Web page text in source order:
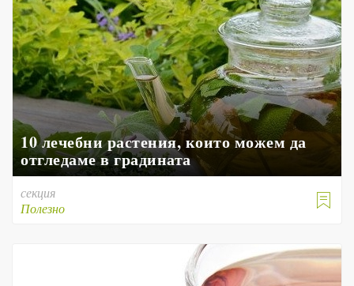
10 лечебни растения, които можем да
отгледаме в градината

секция
Полезно